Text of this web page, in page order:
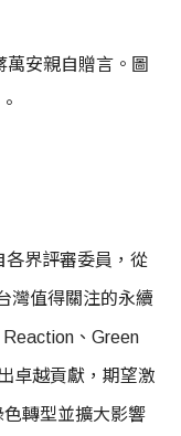
安親自贈言。圖
界評審委員，從
灣值得關注的永續
、Green
卓越貢獻，期望激
轉型並擴大影響